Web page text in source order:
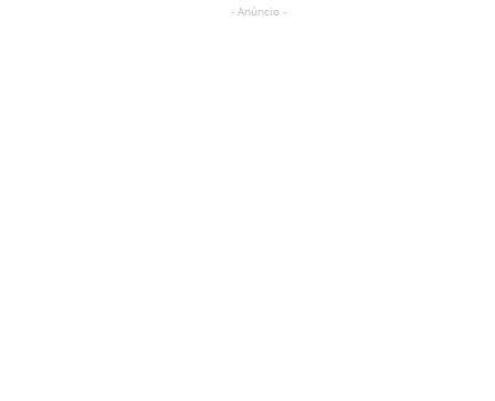
- Anúncio -